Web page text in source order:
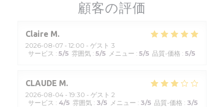
顧客の評価
Claire M
2026-08-07 - 12:00 - ゲスト 3
サービス : 5/5 雰囲気 : 5/5 メニュー : 5/5 品質-価格 : 5/5
CLAUDE M
2026-08-04 - 19:30 - ゲスト 2
サービス : 4/5 雰囲気 : 3/5 メニュー : 3/5 品質-価格 : 3/5